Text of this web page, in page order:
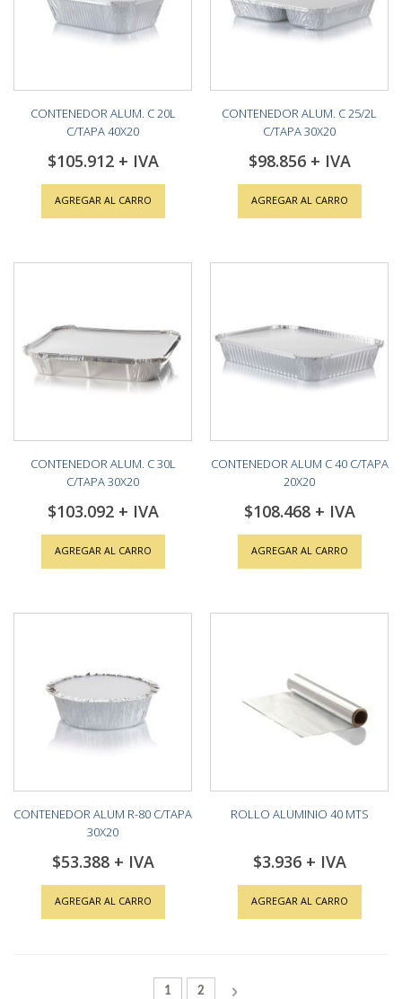
CONTENEDOR ALUM. C 20L
C/TAPA 40X20
$105.912
AGREGAR AL CARRO
CONTENEDOR ALUM. C 25/2L
C/TAPA 30X20
$98.856
AGREGAR AL CARRO
CONTENEDOR ALUM. C 30L
C/TAPA 30X20
$103.092
AGREGAR AL CARRO
CONTENEDOR ALUM C 40 C/TAPA
20X20
$108.468
AGREGAR AL CARRO
CONTENEDOR ALUM R-80 C/TAPA
30X20
$53.388
AGREGAR AL CARRO
ROLLO ALUMINIO 40 MTS
$3.936
AGREGAR AL CARRO
Página
Actualmente estás leyendo la página
1 Página
2 Página
Siguiente